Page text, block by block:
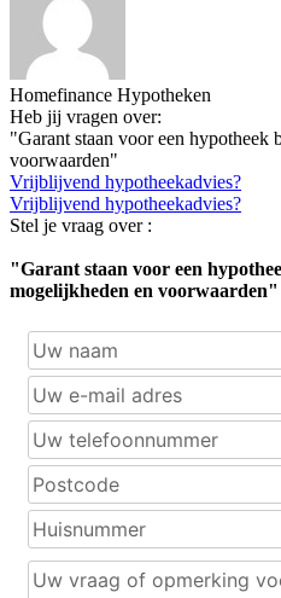
Homefinance Hypotheken
Heb jij vragen over:
"Garant staan voor een hypotheek
voorwaarden"
Vrijblijvend hypotheekadvies?
Vrijblijvend hypotheekadvies?
Stel je vraag over :
"Garant staan voor een
mogelijkheden en voorwaarden"